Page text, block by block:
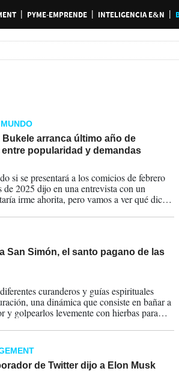
PYME-EMPRENDE INTELIGENCIA E&N
Bukele arranca último año de
popularidad y demandas
si se presentará a los comicios de febrero
2025 dijo en una entrevista con un
irme ahorita, pero vamos a ver qué dice
San Simón, el santo pagano de las
curanderos y guías espirituales
una dinámica que consiste en bañar a
y golpearlos levemente con hierbas para
de Twitter dijo a Elon Musk